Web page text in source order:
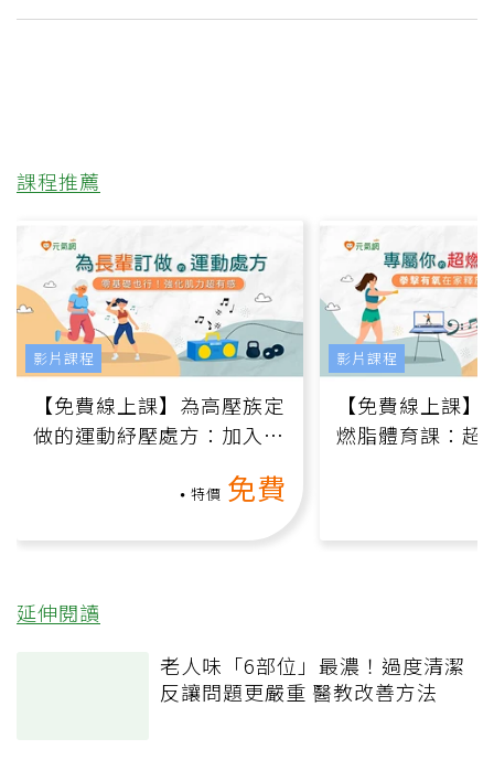
課程推薦
【免費線上課】為高壓族定
做的運動紓壓處方：加入行
特價 免費
影片課程
【免費線上課
燃脂體育課：超
影片課程
延伸閱讀
老人味「6部位」最濃！過度清潔
反讓問題更嚴重 醫教改善方法